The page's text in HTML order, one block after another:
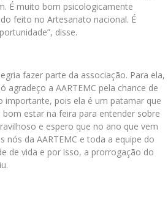
É muito bom psicologicamente
feito no Artesanato nacional. É
disse.
fazer parte da associação. Para ela,
a AARTEMC pela chance de
importante, pois ela é um patamar que
estar na feira para entender sobre
e espero que no ano que vem
da AARTEMC e toda a equipe do
de vida e por isso, a prorrogação do